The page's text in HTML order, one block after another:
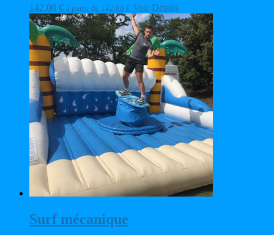
142,00 € à partir de 142,00 € Voir Détails
Surf mécanique